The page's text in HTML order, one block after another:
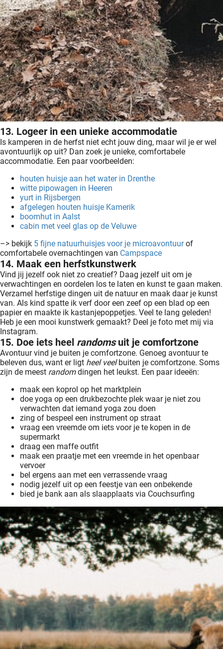
13. Logeer in een unieke accommodatie
Is kamperen in de herfst niet echt jouw ding, maar wil je er wel
avontuurlijk op uit? Dan zoek je unieke, comfortabele
accommodatie. Een paar voorbeelden:
houten huisje aan het water in Drenthe
witte pipowagen in Heeren
yurt in Rijsbergen
afgelegen houten huisje Kamerik
boomhut in Aalst
cabin met veel glas op de Veluwe
–> bekijk 5 fijne natuurhuisjes voor je microavontuurof
comfortabele overnachtingen van Campspace
14. Maak een herfstkunstwerk
Vind jij jezelf ook niet zo creatief? Daag jezelf uit om je
verwachtingen en oordelen los te laten en kunst te gaan maken.
Verzamel herfstige dingen uit de natuur en maak daar je kunst
van. Als kind spatte ik verf door een zeef op een blad op een
papier en maakte ik kastanjepoppetjes. Veel te lang geleden!
Heb je een mooi kunstwerk gemaakt? Deel je foto met mij via
Instagram.
15. Doe iets heel randomsuit je comfortzone
Avontuur vind je buiten je comfortzone. Genoeg avontuur te
beleven dus, want er ligt heel veelbuiten je comfortzone. Soms
zijn de meest randomdingen het leukst. Een paar ideeën:
maak een koprol op het marktplein
doe yoga op een drukbezochte plek waar je niet zou
verwachten dat iemand yoga zou doen
zing of bespeel een instrument op straat
vraag een vreemde om iets voor je te kopen in de
supermarkt
draag een maffe outfit
maak een praatje met een vreemde in het openbaar
vervoer
bel ergens aan met een verrassende vraag
nodig jezelf uit op een feestje van een onbekende
bied je bank aan als slaapplaats via Couchsurfing